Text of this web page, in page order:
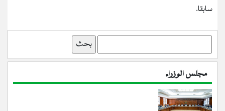
سابقا.
مجلس الوزراء